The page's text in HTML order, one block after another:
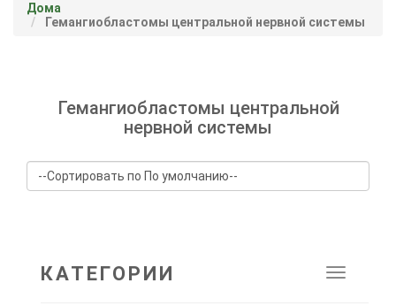
Дома
Гемангиобластомы центральной нервной системы
Гемангиобластомы центральной
нервной системы
Toggle
КАТЕГОРИИ